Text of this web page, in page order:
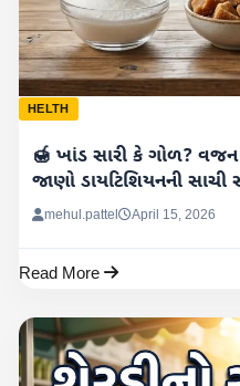
HELTH
🍯 ખાંડ સારી કે ગોળ?
જાણો ડાયટિશિયનની સાચી
mehul.pattel April 15, 2026
Read More